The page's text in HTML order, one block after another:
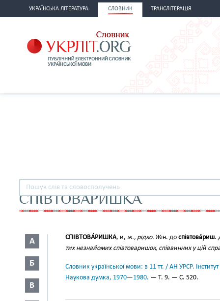
УКРАЇНСЬКА ЛІТЕРАТУРА СЛОВНИК ТРАНСЛІТЕРАЦІЯ
СПІВТОВАРИШКА
А
Б
В
СПІВТОВА́РИШКА, и, ж., рідко. Жін. до співтова́риш.
тих незнайомих співтоваришок, співвинних у цій
Словник української мови: в 11 тт. / АН УРСР.
Наукова думка, 1970—1980. — Т. 9. — С. 520.